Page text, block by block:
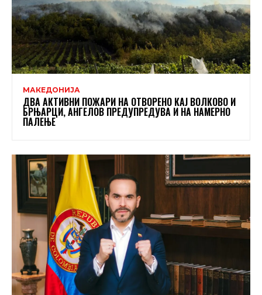
МАКЕДОНИЈА
ДВА АКТИВНИ ПОЖАРИ НА ОТВОРЕНО КАЈ ВОЛКОВО И
БРЊАРЦИ, АНГЕЛОВ ПРЕДУПРЕДУВА И НА НАМЕРНО
ПАЛЕЊЕ